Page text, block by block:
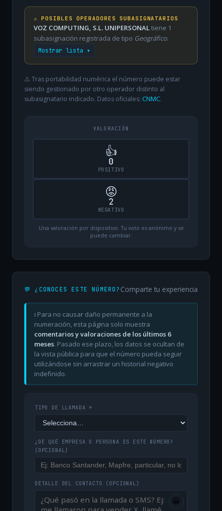
⚠️ POSIBLES OPERADORES SUBASIGNATARIOS
VOZ COMPUTING, S.L. UNIPERSONALtiene 1
subasignación registrada de tipo Geográfico.
Mostrar lista ▾
⚠️ Tras portabilidad numérica el número puede estar
siendo gestionado por otro operador distinto al
subasignatario indicado. Datos oficiales: CNMC.
VALORACIÓN
👍
0
POSITIVO
😡
2
NEGATIVO
Una valoración por dispositivo. Tu voto es anónimo y se
puede cambiar.
💬 ¿CONOCES ESTE NÚMERO? Comparte tu experiencia
ℹ️ Para no causar daño permanente a la
numeración, esta página solo muestra
comentarios y valoraciones de los últimos 6
meses. Pasado ese plazo, los datos se ocultan de
la vista pública para que el número pueda seguir
utilizándose sin arrastrar un historial negativo
indefinido.
TIPO DE LLAMADA *
¿DE QUÉ EMPRESA O PERSONA ES ESTE NÚMERO?
(OPCIONAL)
DETALLE DEL CONTACTO (OPCIONAL)
😀